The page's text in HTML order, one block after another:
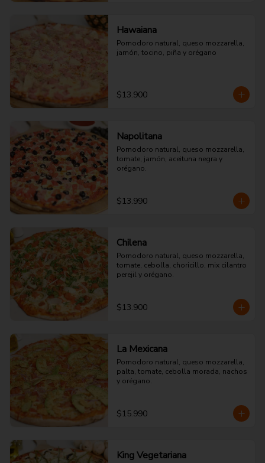
Hawaiana
Pomodoro natural, queso mozzarella,
jamón, tocino, piña y orégano
$13.900
Napolitana
Pomodoro natural, queso mozzarella,
tomate, jamón, aceituna negra y
orégano.
$13.990
Chilena
Pomodoro natural, queso mozzarella,
tomate, cebolla, choricillo, mix cilantro
perejil y orégano.
$13.900
La Mexicana
Pomodoro natural, queso mozzarella,
palta, tomate, cebolla morada, nachos
y orégano.
$15.990
King Vegetariana